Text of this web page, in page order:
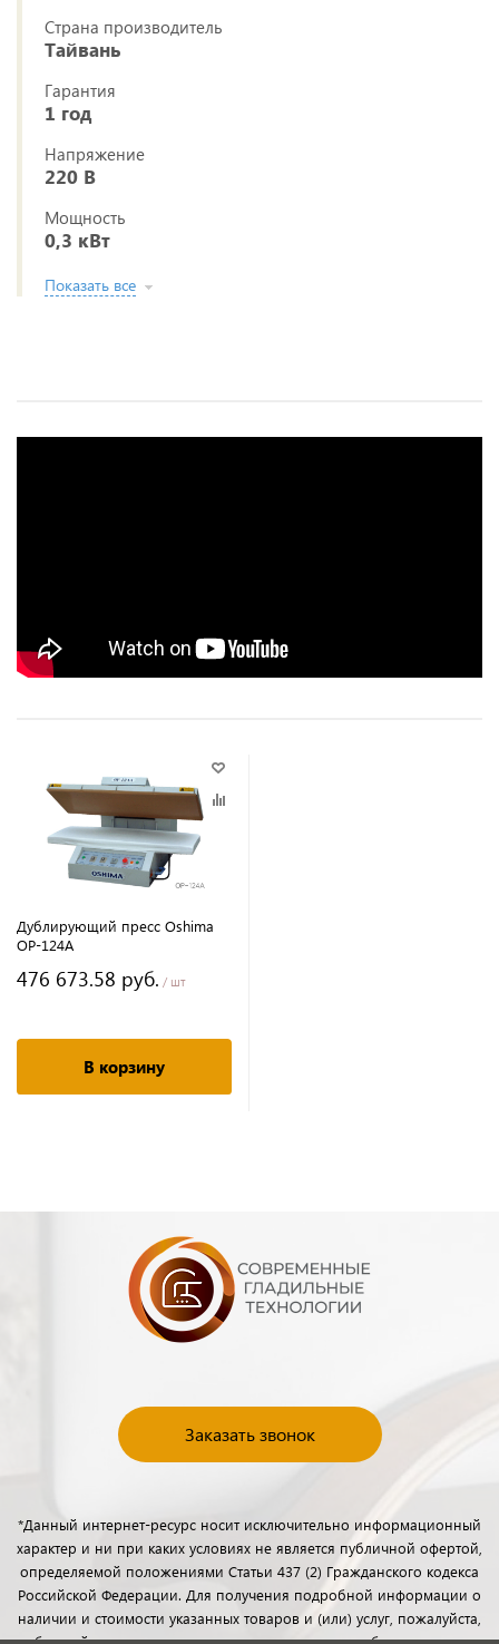
Страна производитель
Тайвань
Гарантия
1 год
Напряжение
220 В
Мощность
0,3 кВт
Показать все
Дублирующий пресс Oshima
OP-124A
476 673.58 руб. / шт
В корзину
Заказать звонок
*Данный интернет-ресурс носит исключительно информационный
характер и ни при каких условиях не является публичной офертой,
определяемой положениями Статьи 437 (2) Гражданского кодекса
Российской Федерации. Для получения подробной информации о
наличии и стоимости указанных товаров и (или) услуг, пожалуйста,